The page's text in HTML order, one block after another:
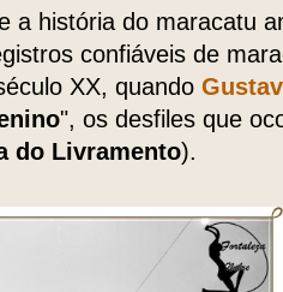
a história do maracatu
confiáveis de
XX, quando
", os desfiles que
do Livramento).